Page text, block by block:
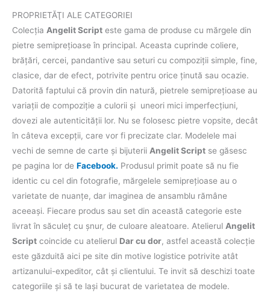
PROPRIETĂŢI ALE CATEGORIEI
Colecţia Angelit Script este gama de produse cu mărgele din
pietre semipreţioase în principal. Aceasta cuprinde coliere,
brăţări, cercei, pandantive sau seturi cu compoziţii simple, fine,
clasice, dar de efect, potrivite pentru orice ţinută sau ocazie.
Datorită faptului că provin din natură, pietrele semipreţioase au
variaţii de compoziţie a culorii şi uneori mici imperfecţiuni,
dovezi ale autenticităţii lor. Nu se folosesc pietre vopsite, decât
în câteva excepţii, care vor fi precizate clar. Modelele mai
vechi de semne de carte şi bijuterii Angelit Script se găsesc
pe pagina lor de Facebook. Produsul primit poate să nu fie
identic cu cel din fotografie, mărgelele semipreţioase au o
varietate de nuanţe, dar imaginea de ansamblu rămâne
aceeaşi. Fiecare produs sau set din această categorie este
livrat în săculeț cu șnur, de culoare aleatoare. Atelierul Angelit
Script coincide cu atelierul Dar cu dor, astfel această colecţie
este găzduită aici pe site din motive logistice potrivite atât
artizanului-expeditor, cât şi clientului. Te invit să deschizi toate
categoriile şi să te laşi bucurat de varietatea de modele.